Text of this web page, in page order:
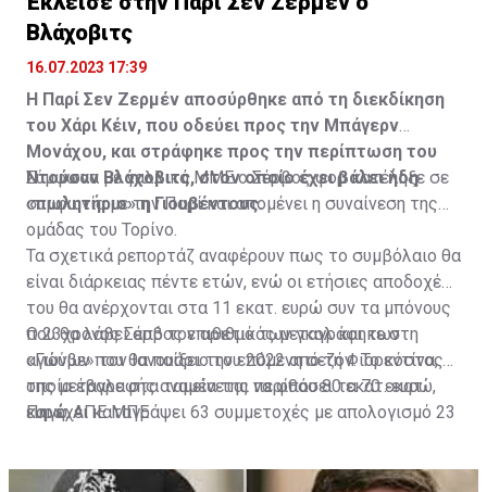
Βλάχοβιτς
16.07.2023 17:39
Η Παρί Σεν Ζερμέν αποσύρθηκε από τη διεκδίκηση
του Χάρι Κέιν, που οδεύει προς την Μπάγερν
Μονάχου, και στράφηκε προς την περίπτωση του
Ντούσαν Βλάχοβιτς, στον οποίο έχει βάλει ήδη
«πωλητήριο» η Γιουβέντους.
Σύμφωνα με γαλλικά ΜΜΕ ο Σέρβος φορ κατέληξε σε
συμφωνία με την Παρί και απομένει η συναίνεση της
ομάδας του Τορίνο.
Τα σχετικά ρεπορτάζ αναφέρουν πως το συμβόλαιο θα
είναι διάρκειας πέντε ετών, ενώ οι ετήσιες αποδοχές
του θα ανέρχονται στα 11 εκατ. ευρώ συν τα μπόνους
που θα λάβει από τον αριθμό των γκολ και των
αγώνων που θα παίξει την επόμενη σεζόν. Το κόστος
της μεταγραφής αναμένεται να φθάσει τα 70 εκατ.
ευρώ.
Ο 23χρονος Σέρβος επιθετικός μεταγράφηκε στη
«Γιούβε» τον Ιανουάριο του 2022 από τη Φιορεντίνα, η
οποία έβαλε στα ταμεία της περίπου 80 εκατ. ευρώ,
και έχει καταγράψει 63 συμμετοχές με απολογισμό 23
Πηγή: ΑΠΕ ΜΠΕ